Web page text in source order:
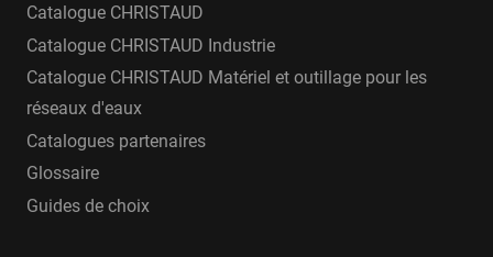
Catalogue CHRISTAUD
Catalogue CHRISTAUD Industrie
Catalogue CHRISTAUD Matériel et outillage pour les
réseaux d'eaux
Catalogues partenaires
Glossaire
Guides de choix